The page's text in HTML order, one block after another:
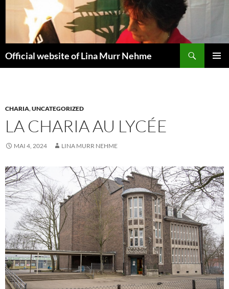
contenu
Official website of Lina Murr Nehme
CHARIA,UNCATEGORIZED
LA CHARIA AU LYCÉE
MAI 4, 2024 LINA MURR NEHME